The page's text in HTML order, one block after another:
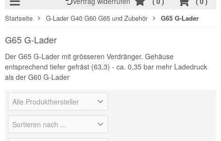
Startseite G-Lader G40 G60 G65 und Zubehör G65 G-Lader
G65 G-Lader
Der G65 G-Lader mit grösseren Verdränger. Gehäuse
entsprechend tiefer gefräst (63,3) - ca. 0,35 bar mehr Ladedruck
als der G60 G-Lader
Alle Produkthersteller
Sortieren nach ...